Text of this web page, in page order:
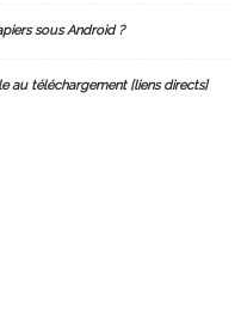
sous Android ?
au téléchargement [liens directs]